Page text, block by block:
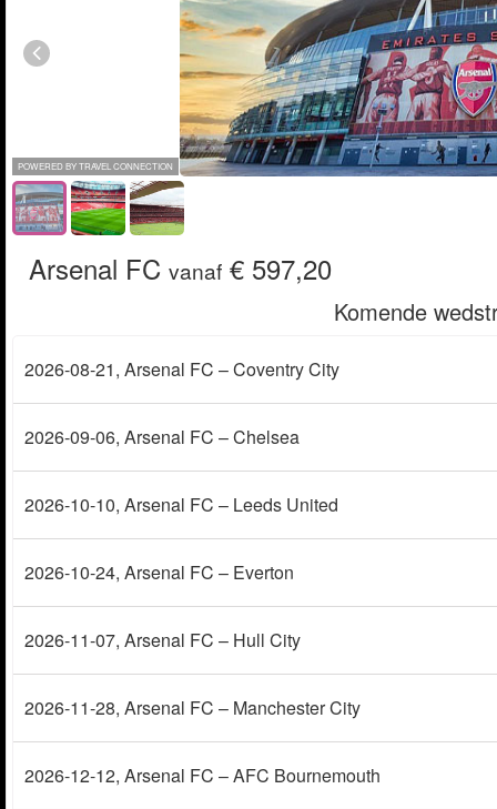
POWERED BY TRAVEL CONNECTION
Arsenal FC vanaf € 597,20
Komende
2026-08-21, Arsenal FC – Coventry City
2026-09-06, Arsenal FC – Chelsea
2026-10-10, Arsenal FC – Leeds United
2026-10-24, Arsenal FC – Everton
2026-11-07, Arsenal FC – Hull City
2026-11-28, Arsenal FC – Manchester City
2026-12-12, Arsenal FC – AFC Bournemouth